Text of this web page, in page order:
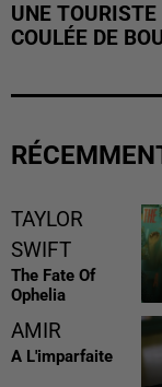
UNE TOURISTE
COULÉE DE
TAYLOR
SWIFT
The Fate Of
Ophelia
AMIR
A L'imparfaite